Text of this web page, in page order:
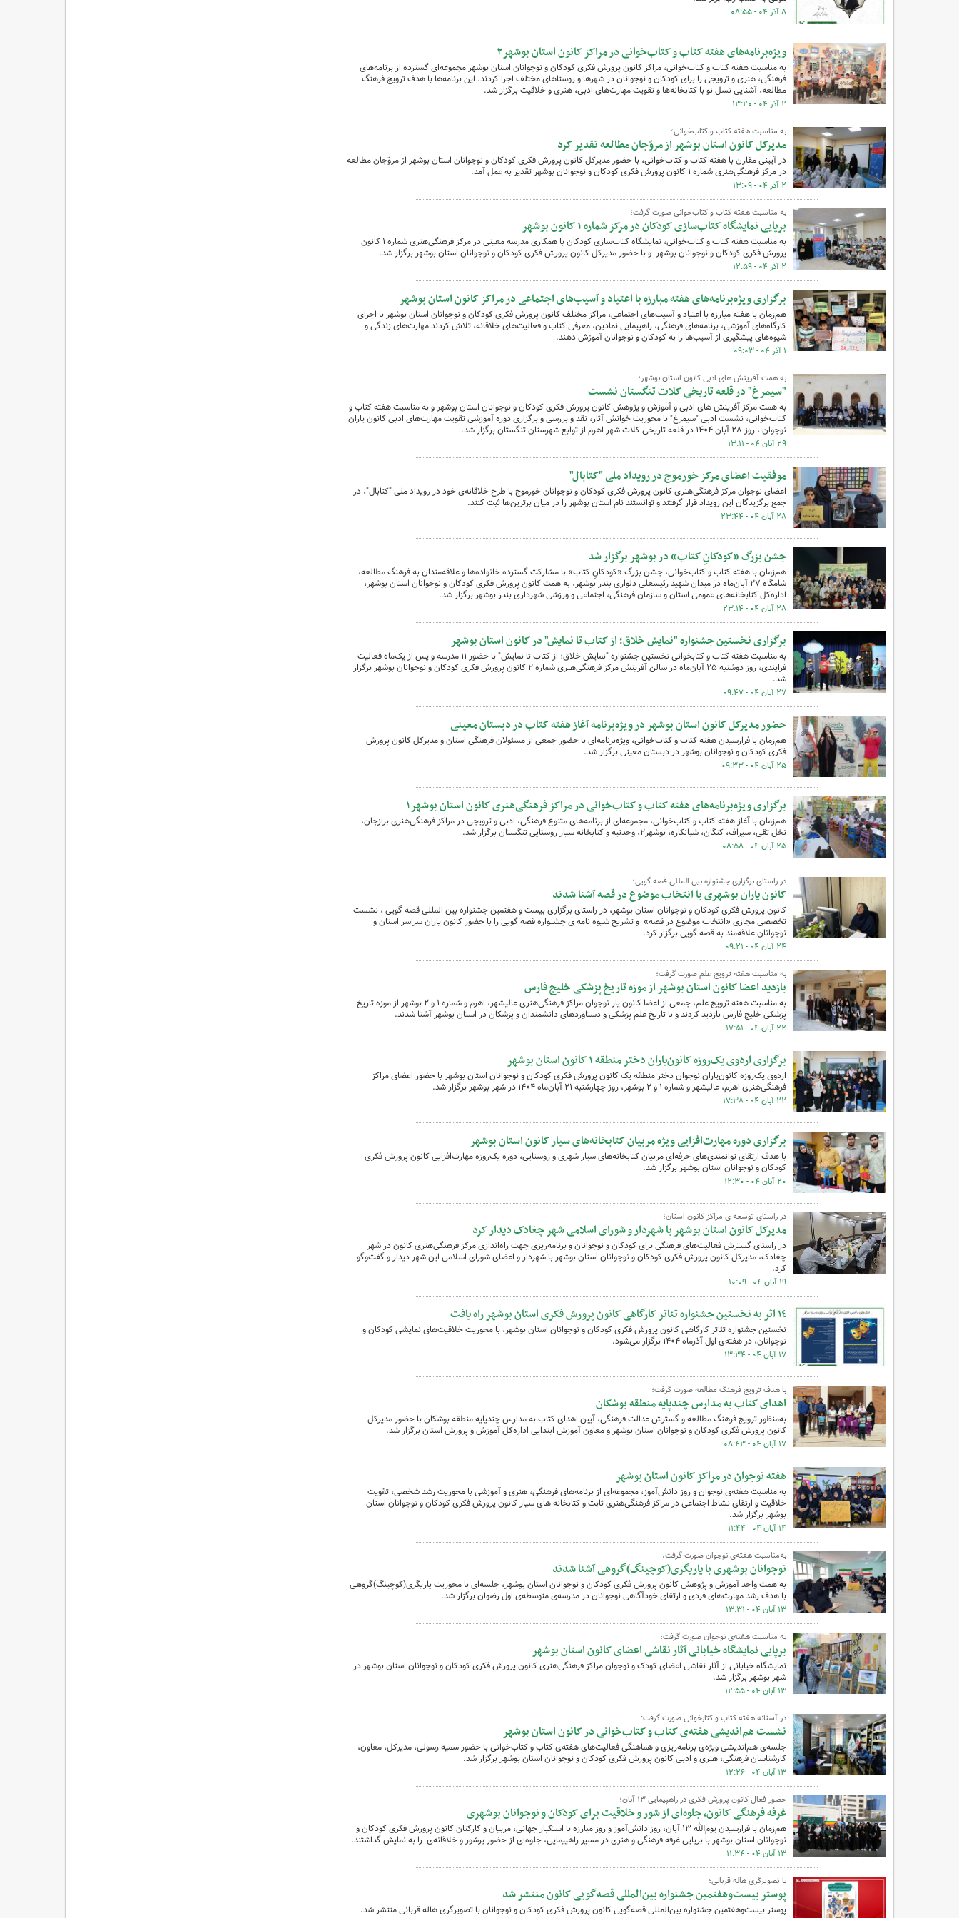
۸ آذر ۰۴ - ۰۸:۵۵
ویژه‌برنامه‌های هفته کتاب و کتاب‌خوانی در مراکز کانون استان بوشهر۲
به مناسبت هفته کتاب و کتاب‌خوانی، مراکز کانون پرورش فکری کودکان و نوجوانان استان بوشهر مجموعه‌ای گسترده از برنامه‌های
فرهنگی، هنری و ترویجی را برای کودکان و نوجوانان در شهرها و روستاهای مختلف اجرا کردند. این برنامه‌ها با هدف ترویج فرهنگ
مطالعه، آشنایی نسل نو با کتابخانه‌ها و تقویت مهارت‌های ادبی، هنری و خلاقیت برگزار شد.
۲ آذر ۰۴ - ۱۳:۲۰
به مناسبت هفته کتاب و کتاب‌خوانی؛
مدیرکل کانون استان بوشهر از مروّجان مطالعه تقدیر کرد
در آیینی مقارن با هفته کتاب و کتاب‌خوانی، با حضور مدیرکل کانون پرورش فکری کودکان و نوجوانان استان بوشهر از مروّجان مطالعه
در مرکز فرهنگی‌هنری شماره ۱ کانون پرورش فکری کودکان و نوجوانان بوشهر تقدیر به عمل آمد.
۲ آذر ۰۴ - ۱۳:۰۹
به مناسبت هفته کتاب و کتاب‌خوانی صورت گرفت؛
برپایی نمایشگاه کتاب‌سازی کودکان در مرکز شماره ۱ کانون بوشهر
به مناسبت هفته کتاب و کتاب‌خوانی، نمایشگاه کتاب‌سازی کودکان با همکاری مدرسه معینی در مرکز فرهنگی‌هنری شماره ۱ کانون
پرورش فکری کودکان و نوجوانان بوشهر و با حضور مدیرکل کانون پرورش فکری کودکان و نوجوانان استان بوشهر برگزار شد.
۲ آذر ۰۴ - ۱۲:۵۹
برگزاری ویژه‌برنامه‌های هفته مبارزه با اعتیاد و آسیب‌های اجتماعی در مراکز کانون استان بوشهر
هم‌زمان با هفته مبارزه با اعتیاد و آسیب‌های اجتماعی، مراکز مختلف کانون پرورش فکری کودکان و نوجوانان استان بوشهر با اجرای
کارگاه‌های آموزشی، برنامه‌های فرهنگی، راهپیمایی نمادین، معرفی کتاب و فعالیت‌های خلاقانه، تلاش کردند مهارت‌های زندگی و
شیوه‌های پیشگیری از آسیب‌ها را به کودکان و نوجوانان آموزش دهند.
۱ آذر ۰۴ - ۰۹:۰۳
به همت آفرینش های ادبی کانون استان بوشهر؛
"سیمرغ" در قلعه تاریخی کلات تنگستان نشست
به همت مرکز آفرینش های ادبی و آموزش و پژوهش کانون پرورش فکری کودکان و نوجوانان استان بوشهر و به مناسبت هفته کتاب و
کتاب‌خوانی، نشست ادبی "سیمرغ" با محوریت خوانش آثار، نقد و بررسی و برگزاری دوره آموزشی تقویت مهارت‌های ادبی کانون یاران
نوجوان ، روز ۲۸ آبان ۱۴۰۴ در قلعه تاریخی کلات شهر اهرم از توابع شهرستان تنگستان برگزار شد.
۲۹ آبان ۰۴ - ۱۳:۱۱
موفقیت اعضای مرکز خورموج در رویداد ملی "کتابال"
اعضای نوجوان مرکز فرهنگی‌هنری کانون پرورش فکری کودکان و نوجوانان خورموج با طرح خلاقانه‌ی خود در رویداد ملی "کتابال"، در
جمع برگزیدگان این رویداد قرار گرفتند و توانستند نام استان بوشهر را در میان برترین‌ها ثبت کنند.
۲۸ آبان ۰۴ - ۲۳:۴۴
جشن بزرگ «کودکانِ کتاب» در بوشهر برگزار شد
هم‌زمان با هفته کتاب و کتاب‌خوانی، جشن بزرگ «کودکانِ کتاب» با مشارکت گسترده خانواده‌ها و علاقه‌مندان به فرهنگ مطالعه،
شامگاه ۲۷ آبان‌ماه در میدان شهید رئیسعلی دلواری بندر بوشهر، به همت کانون پرورش فکری کودکان و نوجوانان استان بوشهر،
اداره‌کل کتابخانه‌های عمومی استان و سازمان فرهنگی، اجتماعی و ورزشی شهرداری بندر بوشهر برگزار شد.
۲۸ آبان ۰۴ - ۲۳:۱۴
برگزاری نخستین جشنواره "نمایش خلاق؛ از کتاب تا نمایش" در کانون استان بوشهر
به مناسبت هفته کتاب و کتابخوانی نخستین جشنواره "نمایش خلاق؛ از کتاب تا نمایش" با حضور ۱۱ مدرسه و پس از یک‌ماه فعالیت
فرایندی، روز دوشنبه ۲۵ آبان‌ماه در سالن آفرینش مرکز فرهنگی‌هنری شماره ۲ کانون پرورش فکری کودکان و نوجوانان بوشهر برگزار
شد.
۲۷ آبان ۰۴ - ۰۹:۴۷
حضور مدیرکل کانون استان بوشهر در ویژه‌برنامه آغاز هفته کتاب در دبستان معینی
هم‌زمان با فرارسیدن هفته کتاب و کتاب‌خوانی، ویژه‌برنامه‌ای با حضور جمعی از مسئولان فرهنگی استان و مدیرکل کانون پرورش
فکری کودکان و نوجوانان بوشهر در دبستان معینی برگزار شد.
۲۵ آبان ۰۴ - ۰۹:۳۳
برگزاری ویژه‌برنامه‌های هفته کتاب و کتاب‌خوانی در مراکز فرهنگی‌هنری کانون استان بوشهر۱
هم‌زمان با آغاز هفته کتاب و کتاب‌خوانی، مجموعه‌ای از برنامه‌های متنوع فرهنگی، ادبی و ترویجی در مراکز فرهنگی‌هنری برازجان،
نخل تقی، سیراف، کنگان، شبانکاره، بوشهر۲، وحدتیه و کتابخانه سیار روستایی تنگستان برگزار شد.
۲۵ آبان ۰۴ - ۰۸:۵۸
در راستای برگزاری جشنواره بین المللی قصه گویی؛
کانون یاران بوشهری با انتخاب موضوع در قصه آشنا شدند
کانون پرورش فکری کودکان و نوجوانان استان بوشهر، در راستای برگزاری بیست و هفتمین جشنواره بین المللی قصه گویی ، نشست
تخصصی مجازی «انتخاب موضوع در قصه» و تشریح شیوه نامه ی جشنواره قصه گویی را با حضور کانون یاران سراسر استان و
نوجوانان علاقه‌مند به قصه گویی برگزار کرد.
۲۴ آبان ۰۴ - ۰۹:۲۱
به مناسبت هفته ترویج علم صورت گرفت؛
بازدید اعضا کانون استان بوشهر از موزه تاریخ پزشکی خلیج فارس
به مناسبت هفته ترویج علم، جمعی از اعضا کانون یار نوجوان مراکز فرهنگی‌هنری عالیشهر، اهرم و شماره‌ ۱ و ۲ بوشهر از موزه تاریخ
پزشکی خلیج فارس بازدید کردند و با تاریخ علم پزشکی و دستاوردهای دانشمندان و پزشکان در استان بوشهر آشنا شدند.
۲۲ آبان ۰۴ - ۱۷:۵۱
برگزاری اردوی یک‌روزه کانون‌یاران دختر منطقه ۱ کانون استان بوشهر
اردوی یک‌روزه کانون‌یاران نوجوان دختر منطقه یک کانون پرورش فکری کودکان و نوجوانان استان بوشهر با حضور اعضای مراکز
فرهنگی‌هنری اهرم، عالیشهر و شماره ۱ و ۲ بوشهر، روز چهارشنبه ۲۱ آبان‌ماه ۱۴۰۴ در شهر بوشهر برگزار شد.
۲۲ آبان ۰۴ - ۱۷:۳۸
برگزاری دوره مهارت‌افزایی ویژه مربیان کتابخانه‌های سیار کانون استان بوشهر
با هدف ارتقای توانمندی‌های حرفه‌ای مربیان کتابخانه‌های سیار شهری و روستایی، دوره یک‌روزه مهارت‌افزایی کانون پرورش فکری
کودکان و نوجوانان استان بوشهر برگزار شد.
۲۰ آبان ۰۴ - ۱۲:۳۰
در راستای توسعه ی مراکز کانون استان؛
مدیرکل کانون استان بوشهر با شهردار و شورای اسلامی شهر چغادک دیدار کرد
در راستای گسترش فعالیت‌های فرهنگی برای کودکان و نوجوانان و برنامه‌ریزی جهت راه‌اندازی مرکز فرهنگی‌هنری کانون در شهر
چغادک، مدیرکل کانون پرورش فکری کودکان و نوجوانان استان بوشهر با شهردار و اعضای شورای اسلامی این شهر دیدار و گفت‌وگو
کرد.
۱۹ آبان ۰۴ - ۱۰:۰۹
١٤ اثر به نخستین جشنواره تئاتر کارگاهی کانون پرورش فکری استان بوشهر راه یافت
نخستین جشنواره تئاتر کارگاهی کانون پرورش فکری کودکان و نوجوانان استان بوشهر، با محوریت خلاقیت‌های نمایشی کودکان و
نوجوانان، در هفته‌ی اول آذرماه ۱۴۰۴ برگزار می‌شود.
۱۷ آبان ۰۴ - ۱۳:۳۴
با هدف ترویج فرهنگ مطالعه صورت گرفت؛
اهدای کتاب به مدارس چندپایه منطقه بوشکان
به‌منظور ترویج فرهنگ مطالعه و گسترش عدالت فرهنگی، آیین اهدای کتاب به مدارس چندپایه منطقه بوشکان با حضور مدیرکل
کانون پرورش فکری کودکان و نوجوانان استان بوشهر و معاون آموزش ابتدایی اداره‌کل آموزش و پرورش استان برگزار شد.
۱۷ آبان ۰۴ - ۰۸:۴۳
هفته نوجوان در مراکز کانون استان بوشهر
به مناسبت هفته‌ی نوجوان و روز دانش‌آموز، مجموعه‌ای از برنامه‌های فرهنگی، هنری و آموزشی با محوریت رشد شخصی، تقویت
خلاقیت و ارتقای نشاط اجتماعی در مراکز فرهنگی‌هنری ثابت و کتابخانه های سیار کانون پرورش فکری کودکان و نوجوانان استان
بوشهر برگزار شد.
۱۴ آبان ۰۴ - ۱۱:۴۴
به‌مناسبت هفته‌ی نوجوان صورت گرفت،
نوجوانان بوشهری با یاریگری(کوچینگ)گروهی آشنا شدند
به همت واحد آموزش و پژوهش کانون پرورش فکری کودکان و نوجوانان استان بوشهر، جلسه‌ای با محوریت یاریگری(کوچینگ)گروهی
با هدف رشد مهارت‌های فردی و ارتقای خودآگاهی نوجوانان در مدرسه‌ی متوسطه‌ی اول رضوان برگزار شد.
۱۳ آبان ۰۴ - ۱۳:۳۱
به مناسبت هفته‌ی نوجوان صورت گرفت؛
برپایی نمایشگاه خیابانی آثار نقاشی اعضای کانون استان بوشهر
نمایشگاه خیابانی از آثار نقاشی اعضای کودک و نوجوان مراکز فرهنگی‌هنری کانون پرورش فکری کودکان و نوجوانان استان بوشهر در
شهر بوشهر برگزار شد.
۱۳ آبان ۰۴ - ۱۲:۵۵
در آستانه هفته کتاب و کتابخوانی صورت گرفت:
نشست هم‌اندیشی هفته‌ی کتاب و کتاب‌خوانی در کانون استان بوشهر
جلسه‌ی هم‌اندیشی ویژه‌ی برنامه‌ریزی و هماهنگی فعالیت‌های هفته‌ی کتاب و کتاب‌خوانی با حضور سمیه رسولی، مدیرکل، معاون،
کارشناسان فرهنگی، هنری و ادبی کانون پرورش فکری کودکان و نوجوانان استان بوشهر برگزار شد.
۱۳ آبان ۰۴ - ۱۲:۲۶
حضور فعال کانون پرورش فکری در راهپیمایی ۱۳ آبان؛
غرفه فرهنگی کانون، جلوه‌ای از شور و خلاقیت برای کودکان و نوجوانان بوشهری
هم‌زمان با فرارسیدن یوم‌الله ۱۳ آبان، روز دانش‌آموز و روز مبارزه با استکبار جهانی، مربیان و کارکنان کانون پرورش فکری کودکان و
نوجوانان استان بوشهر با برپایی غرفه فرهنگی و هنری در مسیر راهپیمایی، جلوه‌ای از حضور پرشور و خلاقانه‌ی را به نمایش گذاشتند.
۱۳ آبان ۰۴ - ۱۱:۳۴
با تصویرگری هاله قربانی؛
پوستر بیست‌وهفتمین جشنواره بین‌المللی قصه‌گویی کانون منتشر شد
پوستر بیست‌وهفتمین جشنواره بین‌المللی قصه‌گویی کانون پرورش فکری کودکان و نوجوانان با تصویرگری هاله قربانی منتشر شد.